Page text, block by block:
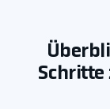
Schritte